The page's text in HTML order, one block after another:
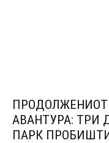
АВАНТУРА: ТРИ
ПАРК